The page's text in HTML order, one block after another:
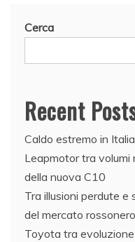
Cerca
Recent
Caldo estremo in
Leapmotor tra volumi
della nuova C10
Tra illusioni perdute e
del mercato rossonero
Toyota tra